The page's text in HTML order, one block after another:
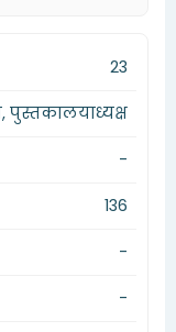
23
पुस्तकालयाध्यक्ष
-
136
-
-